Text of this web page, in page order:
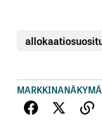
MARKKINANÄKYMÄ